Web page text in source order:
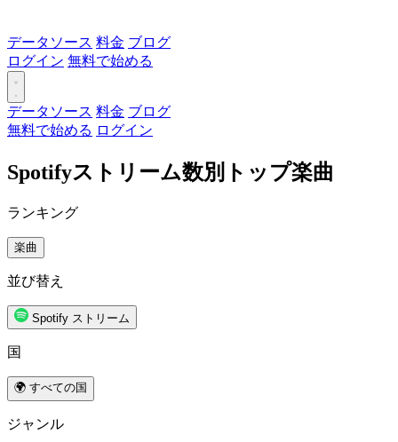
データソース 料金 ブログ
ログイン 無料で始める
データソース 料金 ブログ
無料で始める ログイン
Spotifyストリーム数別トップ楽曲
ランキング
楽曲
並び替え
Spotify ストリーム
国
🌍 すべての国
ジャンル